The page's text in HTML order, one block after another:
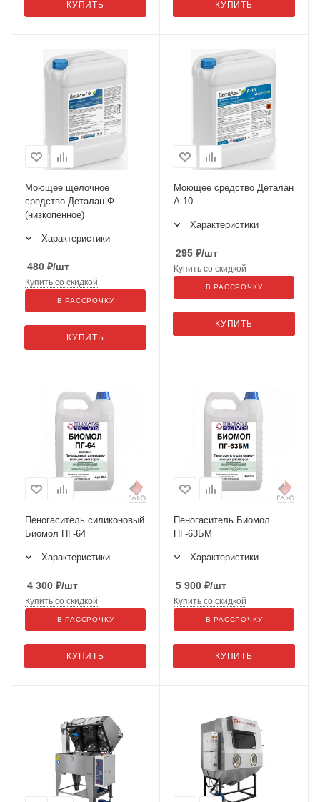
КУПИТЬ КУПИТЬ
Моющее щелочное
средство Деталан-Ф
(низкопенное)
Характеристики
480 ₽/шт
КУПИТЬ
Купить со скидкой
В РАССРОЧКУ
Моющее средство Деталан
А-10
Характеристики
295 ₽/шт
КУПИТЬ
Купить со скидкой
В РАССРОЧКУ
Пеногаситель силиконовый
Биомол ПГ-64
Характеристики
4 300 ₽/шт
КУПИТЬ
Купить со скидкой
В РАССРОЧКУ
Пеногаситель Биомол
ПГ-63БМ
Характеристики
5 900 ₽/шт
КУПИТЬ
Купить со скидкой
В РАССРОЧКУ